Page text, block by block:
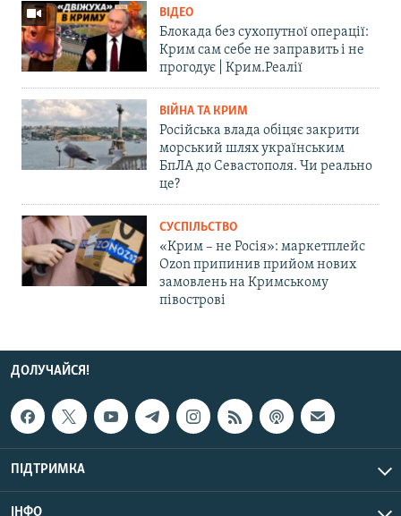
ВІДЕО
Блокада без сухопутної операції:
Крим сам себе не заправить і не
прогодує | Крим.Реалії
ВІЙНА ТА КРИМ
Російська влада обіцяє закрити
морський шлях українським
БпЛА до Севастополя. Чи реально
це?
СУСПІЛЬСТВО
«Крим – не Росія»: маркетплейс
Ozon припинив прийом нових
замовлень на Кримському
півострові
ДОЛУЧАЙСЯ!
ПІДТРИМКА
ІНФО